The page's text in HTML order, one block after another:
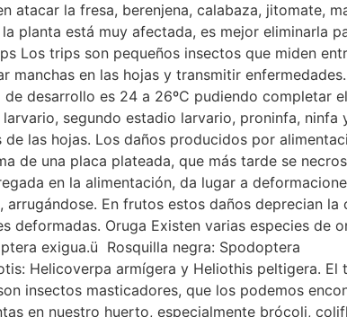
atacar la fresa, berenjena, calabaza, jitomate,
planta está muy afectada, es mejor eliminarla
Los trips son pequeños insectos que miden
en las hojas y transmitir
desarrollo es 24 a 26ºC pudiendo completar
segundo estadio larvario, proninfa, ninfa
las hojas. Los daños producidos por
de una placa plateada, que más tarde se
en la alimentación, da lugar a
En frutos estos daños deprecian la
deformadas. Oruga Existen varias especies de
exigua.ü Rosquilla negra: Spodoptera
Helicoverpa armígera y Heliothis peltigera. El
insectos masticadores, que los podemos
en nuestro huerto, especialmente brócoli,